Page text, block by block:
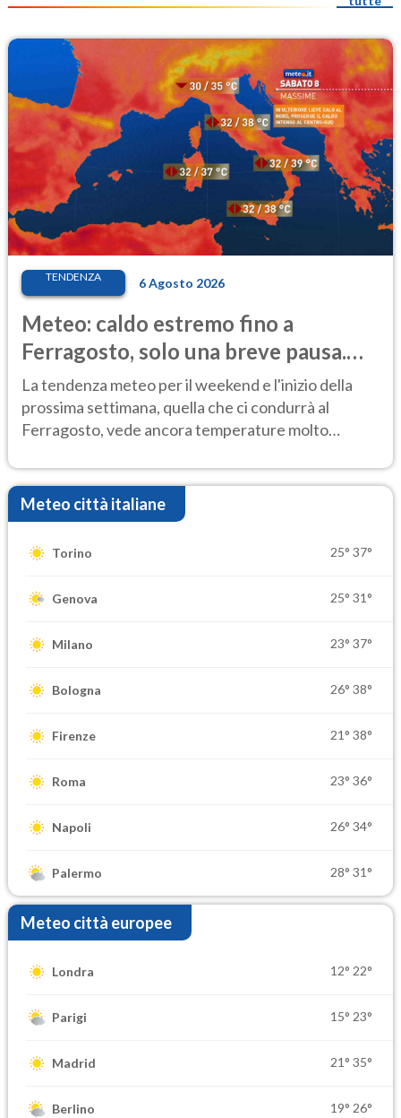
TENDENZA 6 Agosto 2026
Meteo: caldo estremo fino a
Ferragosto, solo una breve pausa.
Ecco dove
La tendenza meteo per il weekend e l'inizio della
prossima settimana, quella che ci condurrà al
Ferragosto, vede ancora temperature molto
Meteo città italiane
Torino 25° 37°
Genova 25° 31°
Milano 23° 37°
Bologna 26° 38°
Firenze 21° 38°
Roma 23° 36°
Napoli 26° 34°
Palermo 28° 31°
Meteo città europee
Londra 12° 22°
Parigi 15° 23°
Madrid 21° 35°
Berlino 19° 26°